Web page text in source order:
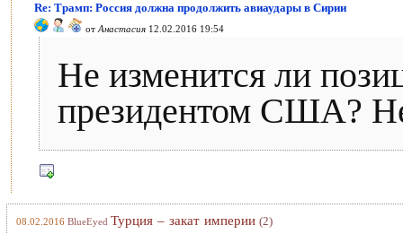
Re: Трамп: Россия должна продолжить авиаудары в Сирии
от Анастасия 12.02.2016 19:54
Не изменится ли
президентом США?
08.02.2016 BlueEyed Турция – закат империи (2)